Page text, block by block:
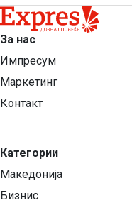
За нас
Импресум
Маркетинг
Контакт
Категории
Македонија
Бизнис